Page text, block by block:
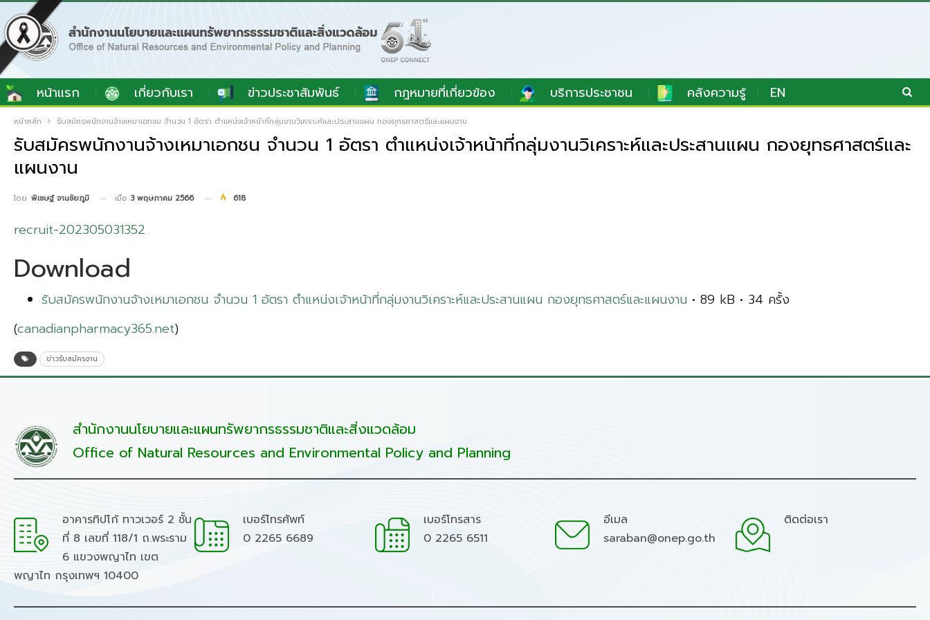
หน้าแรก เกี่ยวกับเรา ข่าวประชาสัมพันธ์ กฎหมายที่เกี่ยวข้อง บริการประชาชน คลังความรู้ EN
หน้าหลัก รับสมัครพนักงานจ้างเหมาเอกชน จำนวน 1 อัตรา ตำแหน่งเจ้าหน้าที่กลุ่มงานวิเคราะห์และประสานแผน กองยุทธศาสตร์และแผนงาน
รับสมัครพนักงานจ้างเหมาเอกชน จำนวน 1 อัตรา ตำแหน่งเจ้าหน้าที่กลุ่มงานวิเคราะห์และประสานแผน กองยุทธศาสตร์และ
แผนงาน
โดย พิเชษฐ์ จานชัยภูมิ เมื่อ 3 พฤษภาคม 2566 618
recruit-202305031352
Download
รับสมัครพนักงานจ้างเหมาเอกชน จำนวน 1 อัตรา ตำแหน่งเจ้าหน้าที่กลุ่มงานวิเคราะห์และประสานแผน กองยุทธศาสตร์และแผนงาน • 89 kB • 34 ครั้ง
(canadianpharmacy365.net)
ข่าวรับสมัครงาน
สำนักงานนโยบายและแผนทรัพยากรธรรมชาติและสิ่งแวดล้อม
Office of Natural Resources and Environmental Policy and Planning
อาคารทิปโก้ ทาวเวอร์ 2 ชั้น
ที่ 8 เลขที่ 118/1 ถ.พระราม
6 แขวงพญาไท เขต
พญาไท กรุงเทพฯ 10400
เบอร์โทรศัพท์
0 2265 6689
เบอร์โทรสาร
0 2265 6511
อีเมล
saraban@onep.go.th
ติดต่อเรา